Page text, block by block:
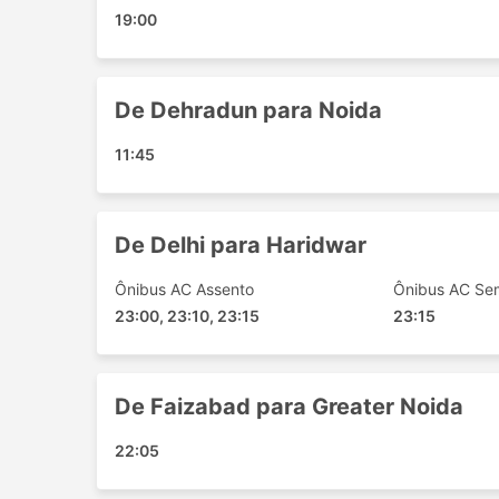
Faizabad - Mathura
Ghazipur - Dehradun
Basti - Greater Noida
Lucknow - Greater Noida
Gorakhpur - Greater Noida
Noida - Faizabad
Basti - Mathura
Noida - Rishikesh
Preços de Passagens e Classes
19:00
De Dehradun para Noida
11:45
De Delhi para Haridwar
Ônibus AC Assento
23:00, 23:10, 23:15
Ônibus AC
23:15
De Faizabad para Greater Noida
22:05